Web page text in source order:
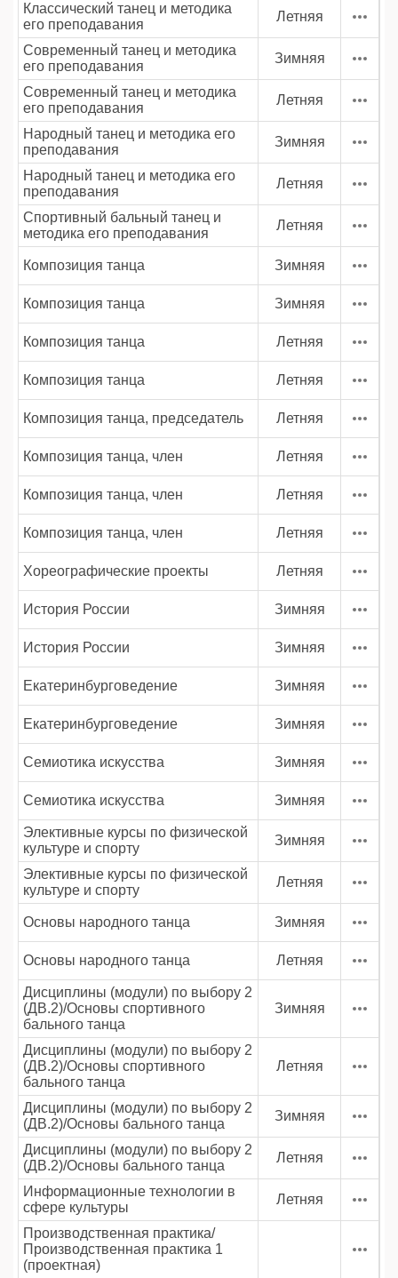
Классический танец и методика
его преподавания
Летняя
Современный танец и методика
его преподавания
Зимняя
Современный танец и методика
его преподавания
Летняя
Народный танец и методика его
преподавания
Зимняя
Народный танец и методика его
преподавания
Летняя
Спортивный бальный танец и
методика его преподавания
Летняя
Композиция танца Зимняя
Композиция танца Зимняя
Композиция танца Летняя
Композиция танца Летняя
Композиция танца, председатель Летняя
Композиция танца, член Летняя
Композиция танца, член Летняя
Композиция танца, член Летняя
Хореографические проекты Летняя
История России Зимняя
История России Зимняя
Екатеринбурговедение Зимняя
Екатеринбурговедение Зимняя
Семиотика искусства Зимняя
Семиотика искусства Зимняя
Элективные курсы по физической
культуре и спорту
Зимняя
Элективные курсы по физической
культуре и спорту
Летняя
Основы народного танца Зимняя
Основы народного танца Летняя
Дисциплины (модули) по выбору 2
(ДВ.2)/Основы спортивного
бального танца
Зимняя
Дисциплины (модули) по выбору 2
(ДВ.2)/Основы спортивного
бального танца
Летняя
Дисциплины (модули) по выбору 2
(ДВ.2)/Основы бального танца
Зимняя
Дисциплины (модули) по выбору 2
(ДВ.2)/Основы бального танца
Летняя
Информационные технологии в
сфере культуры
Летняя
Производственная практика/
Производственная практика 1
(проектная)